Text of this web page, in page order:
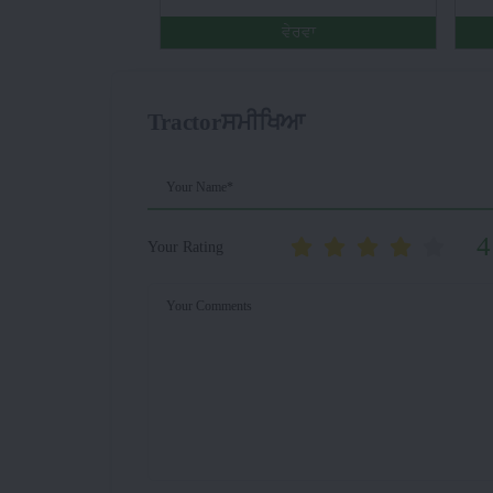
ਵੇਰਵਾ
Your Name*
Your Rating 4
Your Comments